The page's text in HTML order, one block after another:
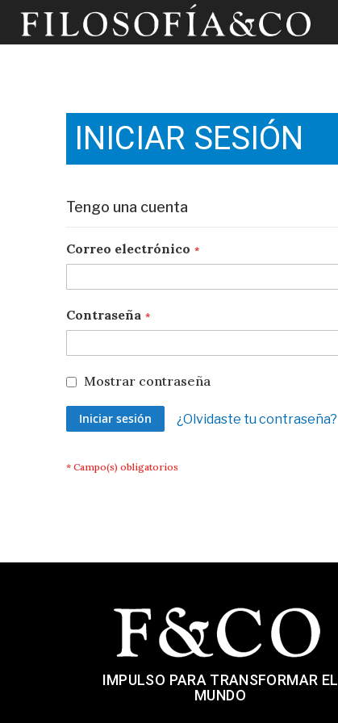
INICIAR SESIÓN
Tengo una cuenta
Correo electrónico
Contraseña
Mostrar contraseña
Iniciar sesión ¿Olvidaste tu contraseña?
IMPULSO PARA TRANSFORMAR EL
MUNDO